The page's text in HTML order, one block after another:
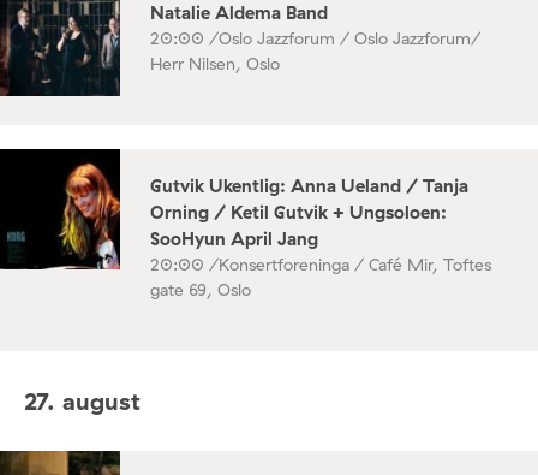
Natalie Aldema Band
20:00 /Oslo Jazzforum / Oslo Jazzforum/
Herr Nilsen, Oslo
Gutvik Ukentlig: Anna Ueland / Tanja
Orning / Ketil Gutvik + Ungsoloen:
SooHyun April Jang
20:00 /Konsertforeninga / Café Mir, Toftes
gate 69, Oslo
27. august